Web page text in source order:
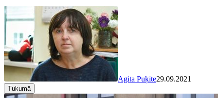
Agita Puķīte29.09.2021
Tukumā